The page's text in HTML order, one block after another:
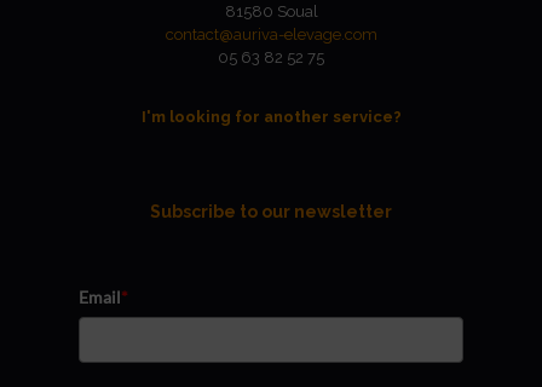
81580 Soual
contact@auriva-elevage.com
05 63 82 52 75
I'm looking for another service?
Subscribe to our newsletter
Email*